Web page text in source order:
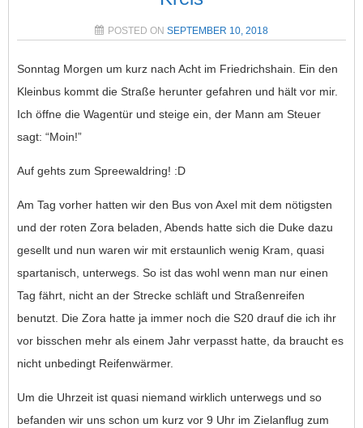
POSTED ON SEPTEMBER 10, 2018
Sonntag Morgen um kurz nach Acht im Friedrichshain. Ein den
Kleinbus kommt die Straße herunter gefahren und hält vor mir.
Ich öffne die Wagentür und steige ein, der Mann am Steuer
sagt: “Moin!”
Auf gehts zum Spreewaldring! :D
Am Tag vorher hatten wir den Bus von Axel mit dem nötigsten
und der roten Zora beladen, Abends hatte sich die Duke dazu
gesellt und nun waren wir mit erstaunlich wenig Kram, quasi
spartanisch, unterwegs. So ist das wohl wenn man nur einen
Tag fährt, nicht an der Strecke schläft und Straßenreifen
benutzt. Die Zora hatte ja immer noch die S20 drauf die ich ihr
vor bisschen mehr als einem Jahr verpasst hatte, da braucht es
nicht unbedingt Reifenwärmer.
Um die Uhrzeit ist quasi niemand wirklich unterwegs und so
befanden wir uns schon um kurz vor 9 Uhr im Zielanflug zum